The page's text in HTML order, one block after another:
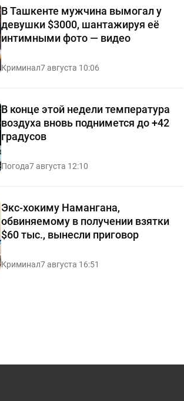
В Ташкенте мужчина вымогал у
девушки $3000, шантажируя её
интимными фото — видео
Криминал7 августа 10:06
В конце этой недели температура
воздуха вновь поднимется до +42
градусов
Погода7 августа 12:10
Экс-хокиму Намангана,
обвиняемому в получении взятки
$60 тыс., вынесли приговор
Криминал7 августа 16:51